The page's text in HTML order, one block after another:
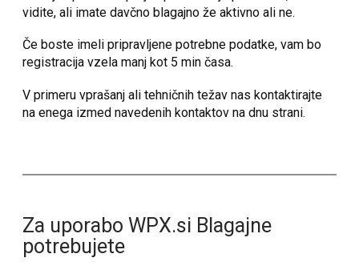
vidite, ali imate davčno blagajno že aktivno ali ne.
Če boste imeli pripravljene potrebne podatke, vam bo
registracija vzela manj kot 5 min časa.
V primeru vprašanj ali tehničnih težav nas kontaktirajte
na enega izmed navedenih kontaktov na dnu strani.
Za uporabo WPX.si Blagajne
potrebujete